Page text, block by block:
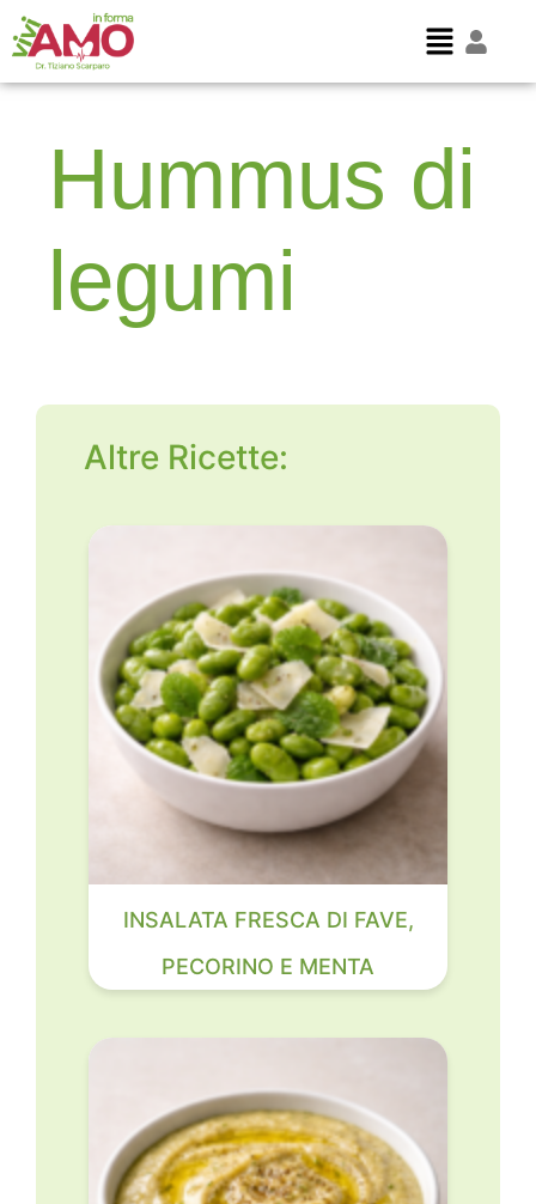
Hummus di
legumi
Altre Ricette:
INSALATA FRESCA DI FAVE,
PECORINO E MENTA